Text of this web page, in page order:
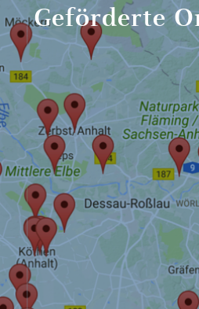
Geförderte